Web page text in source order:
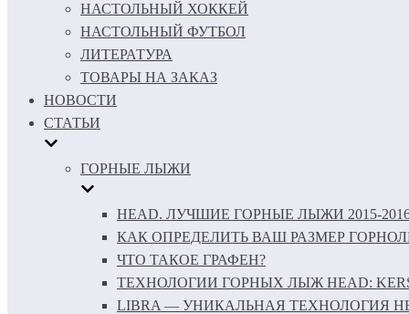
НАСТОЛЬНЫЙ ХОККЕЙ
НАСТОЛЬНЫЙ ФУТБОЛ
ЛИТЕРАТУРА
ТОВАРЫ НА ЗАКАЗ
НОВОСТИ
СТАТЬИ
ГОРНЫЕ ЛЫЖИ
HEAD. ЛУЧШИЕ ГОРНЫЕ ЛЫЖИ 2015-
КАК ОПРЕДЕЛИТЬ ВАШ РАЗМЕР
ЧТО ТАКОЕ ГРАФЕН?
ТЕХНОЛОГИИ ГОРНЫХ ЛЫЖ HEAD: KERS
LIBRA — УНИКАЛЬНАЯ ТЕХНОЛОГИЯ